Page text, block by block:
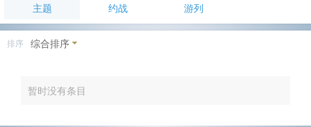
主题 约战 游列
排序 综合排序
暂时没有条目